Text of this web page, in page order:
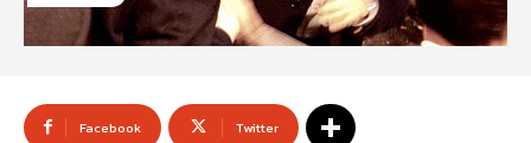
Facebook Twitter